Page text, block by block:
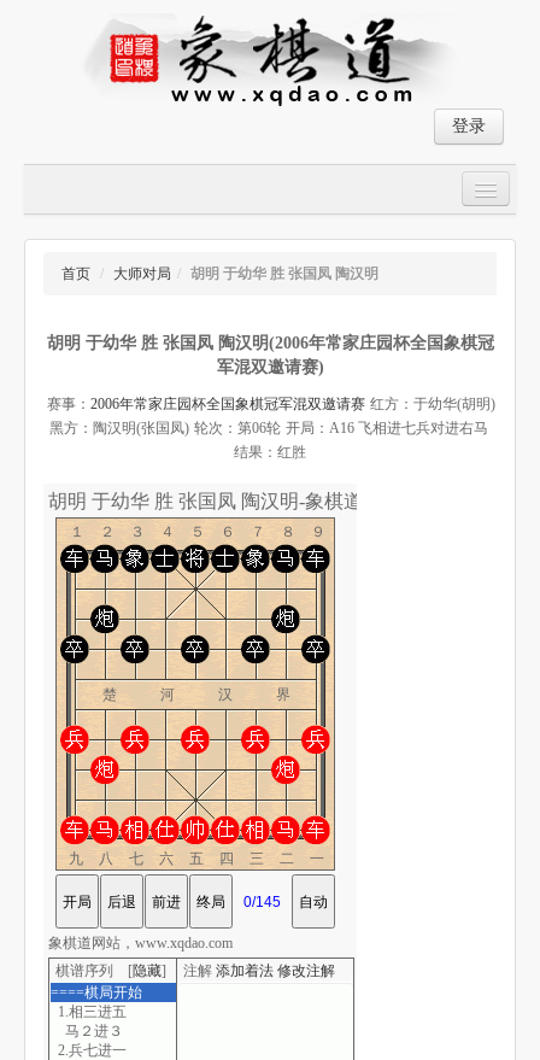
登录
大师对局
象棋棋谱
残局破解
首页 / 大师对局 / 胡明 于幼华 胜 张国凤 陶汉明
胡明 于幼华 胜 张国凤 陶汉明(2006年常家庄园杯全国象棋冠
军混双邀请赛)
赛事： 2006年常家庄园杯全国象棋冠军混双邀请赛 红方：于幼华(胡明)
黑方：陶汉明(张国凤) 轮次：第06轮 开局：A16 飞相进七兵对进右马
结果：红胜
胡明 于幼华 胜 张国凤 陶汉明-象棋道
１２３４５６７８９
楚 河 汉 界
九八七六五四三二一
棋谱序列 [隐藏]
====棋局开始
1.相三进五
马２进３
2.兵七进一
注解 添加着法 修改注解
象棋道网站，www.xqdao.com